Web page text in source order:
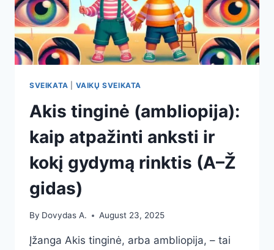
SVEIKATA VAIKŲ SVEIKATA
Akis tinginė (ambliopija):
kaip atpažinti anksti ir
kokį gydymą rinktis (A–Ž
gidas)
By Dovydas A. August 23, 2025
Įžanga Akis tinginė, arba ambliopija, – tai